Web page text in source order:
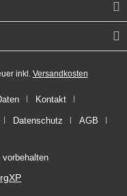
inkl. Versandkosten
Kontakt
Datenschutz AGB